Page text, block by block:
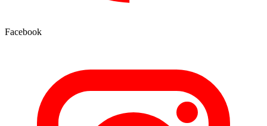
Facebook